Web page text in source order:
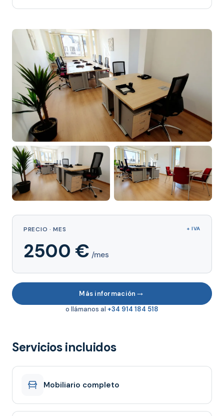
PRECIO · MES + IVA
2500 € /mes
Más información →
o llámanos al +34 914 184 518
Servicios incluidos
Mobiliario completo